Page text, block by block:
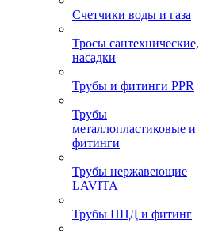
Счетчики воды и газа
Тросы сантехнические,
насадки
Трубы и фитинги PPR
Трубы
металлопластиковые и
фитинги
Трубы нержавеющие
LAVITA
Трубы ПНД и фитинг